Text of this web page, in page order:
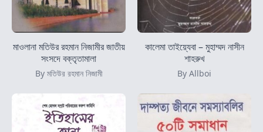
মাওলানা মতিউর রহমান নিজামীর জাতীয়
সংসদে বক্তৃতামালা
By মতিউর রহমান নিজামী
কালেমা তাইয়্যেবা – মুহাম্মদ নাসীন
শাহরুখ
By Allboi